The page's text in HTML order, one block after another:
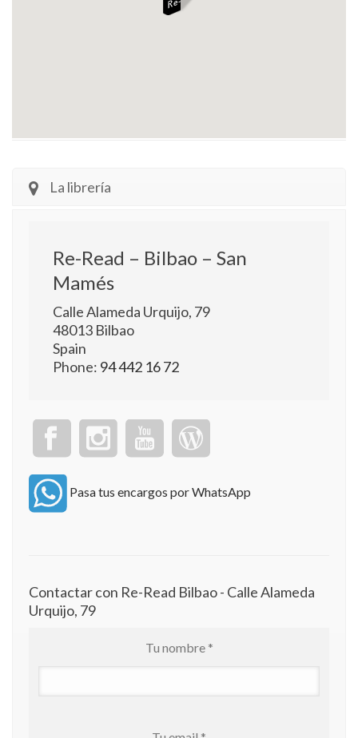
La librería
Re-Read – Bilbao – San
Mamés
Calle Alameda Urquijo, 79
48013 Bilbao
Spain
Phone: 94 442 16 72
Pasa tus encargos por WhatsApp
Contactar con Re-Read Bilbao - Calle Alameda
Urquijo, 79
Tu nombre *